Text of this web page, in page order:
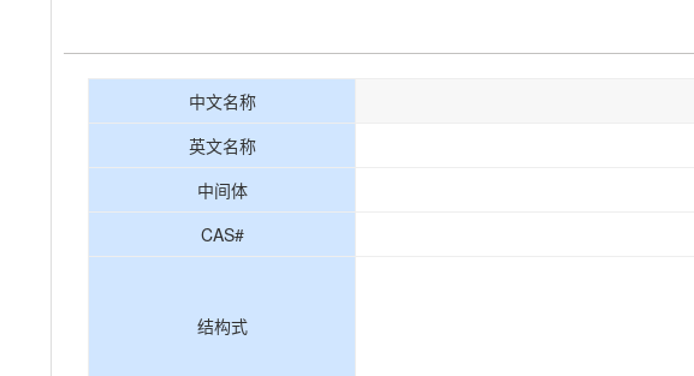
中文名称
英文名称
中间体
CAS#
结构式